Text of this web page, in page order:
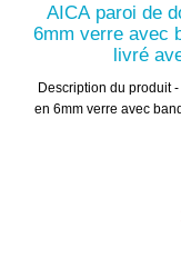
AICA paroi de
6mm verre avec
livré
Description du produit
en 6mm verre avec